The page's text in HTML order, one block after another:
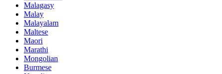
Malagasy
Malay
Malayalam
Maltese
Maori
Marathi
Mongolian
Burmese